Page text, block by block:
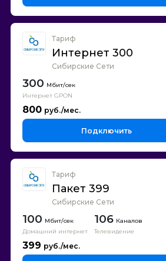
Тариф
Интернет 300
Сибирские Сети
300
Интернет GPON
800
Подключить
Тариф
Пакет 399
Сибирские Сети
100
Домашний интернет
106 Каналов
Телевидение
399